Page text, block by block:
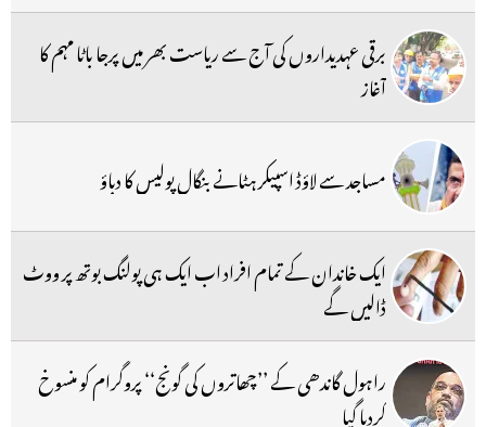
برقی عہدیداروں کی آج سے ریاست بھر میں پرجا باٹا مہم کا
آغاز
مساجد سے لاؤڈ اسپیکر ہٹانے بنگال پولیس کا دباؤ
ایک خاندان کے تمام افراد اب ایک ہی پولنگ بوتھ پر ووٹ
ڈالیں گے
راہول گاندھی کے ’’چھاتروں کی گونج‘‘ پروگرام کو منسوخ
کردیا گیا